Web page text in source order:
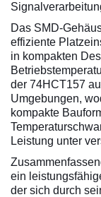
Das SMD-
effiziente
in kompakten
der 74HCT157
Umgebungen,
kompakte
Leistung unter
ein
der sich durch